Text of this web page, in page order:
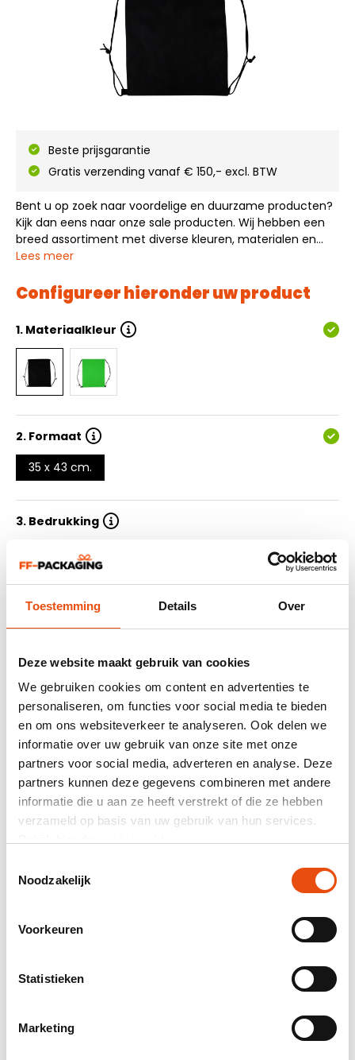
Toestemming Details Over
Deze website maakt gebruik van cookies
We gebruiken cookies om content en advertenties te
personaliseren, om functies voor social media te bieden
en om ons websiteverkeer te analyseren. Ook delen we
informatie over uw gebruik van onze site met onze
partners voor social media, adverteren en analyse. Deze
partners kunnen deze gegevens combineren met andere
informatie die u aan ze heeft verstrekt of die ze hebben
verzameld op basis van uw gebruik van hun services.
Noodzakelijk
Voorkeuren
Statistieken
Marketing
Beste prijsgarantie
Gratis verzending vanaf € 150,- excl. BTW
Bent u op zoek naar voordelige en duurzame producten?
Kijk dan eens naar onze sale producten. Wij hebben een
breed assortiment met diverse kleuren, materialen en
uitvoeringen op voorraad. Van stijlvolle katoenen tassen
geschikte tas. Al onze…
Lees meer
Configureer hieronder uw product
1. Materiaalkleur
2. Formaat
35 x 43 cm.
3. Bedrukking
4. Aantal drukkleuren
5. Oplage
6. Levertijd
7. Ontwerp aanleveren
Samenvatting
464 klantreviews
Totaal prijs
24-uurs levering mogelijk
Hulp en advies door onze grafische studio